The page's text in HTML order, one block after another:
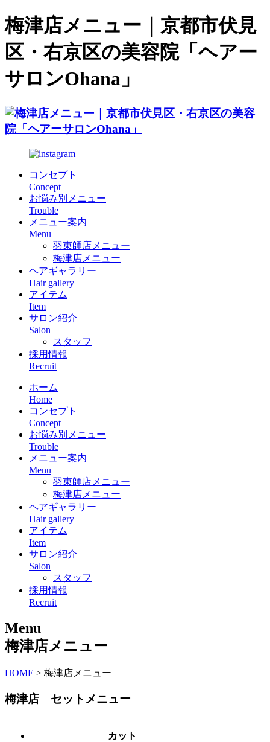
梅津店メニュー｜京都市伏見
区・右京区の美容院「ヘアー
サロンOhana」
コンセプト
Concept
お悩み別メニュー
Trouble
メニュー案内
Menu
羽束師店メニュー
梅津店メニュー
ヘアギャラリー
Hair gallery
アイテム
Item
サロン紹介
Salon
スタッフ
採用情報
Recruit
ホーム
Home
コンセプト
Concept
お悩み別メニュー
Trouble
メニュー案内
Menu
羽束師店メニュー
梅津店メニュー
ヘアギャラリー
Hair gallery
アイテム
Item
サロン紹介
Salon
スタッフ
採用情報
Recruit
Menu
梅津店メニュー
HOME > 梅津店メニュー
梅津店 セットメニュー
カット